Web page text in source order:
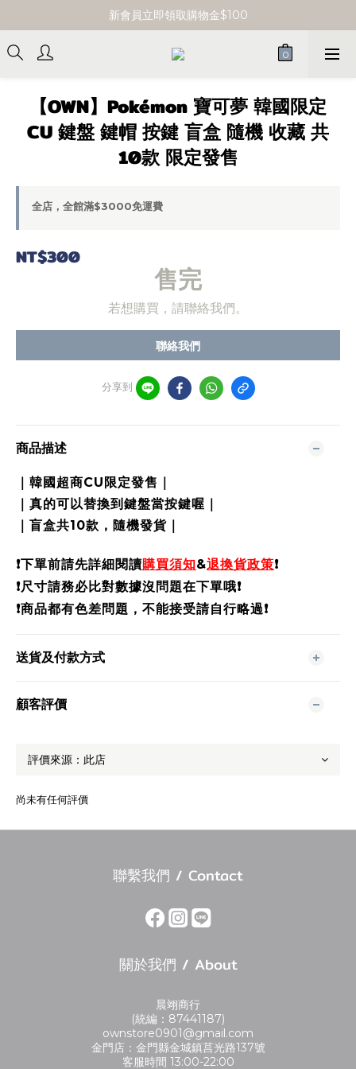
單筆消費滿 $3000 即享免運
新會員立即領取購物金$100
單筆消費滿 $3000 即享免運
【OWN】Pokémon 寶可夢 韓國限定
CU 鍵盤 鍵帽 按鍵 盲盒 隨機 收藏 共
10款 限定發售
全店，全館滿$3000免運費
NT$300
售完
若想購買，請聯絡我們。
聯絡我們
分享到
商品描述
｜ 韓國超商CU限定發售 ｜
｜ 真的可以替換到鍵盤當按鍵喔 ｜
｜ 盲盒共10款，隨機發貨 ｜
❗️下單前請先詳細閱讀購買須知&退換貨政策❗️
❗️尺寸請務必比對數據沒問題在下單哦❗️
❗️商品都有色差問題，不能接受請自行略過❗️
送貨及付款方式
顧客評價
尚未有任何評價
聯繫我們 / Contact
關於我們 / About
晨翊商行
(統編：87441187)
ownstore0901@gmail.com
金門店：金門縣金城鎮莒光路137號
客服時間 13:00-22:00